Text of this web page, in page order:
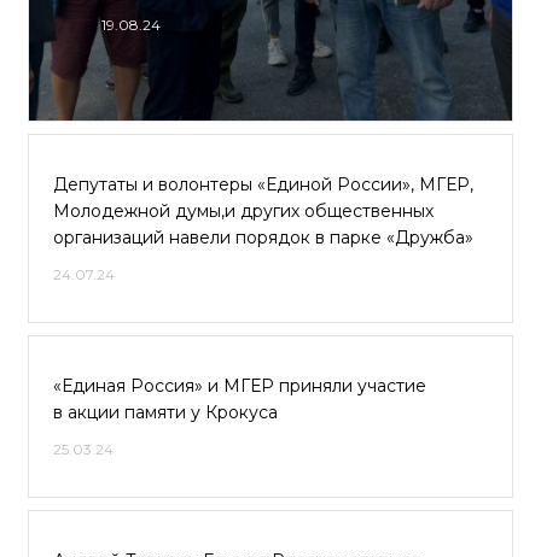
19.08.24
Депутаты и волонтеры «Единой России», МГЕР,
Молодежной думы,и других общественных
организаций навели порядок в парке «Дружба»
24.07.24
«Единая Россия» и МГЕР приняли участие
в акции памяти у Крокуса
25.03.24